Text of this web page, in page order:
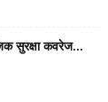
सुरक्षा कवरेज...